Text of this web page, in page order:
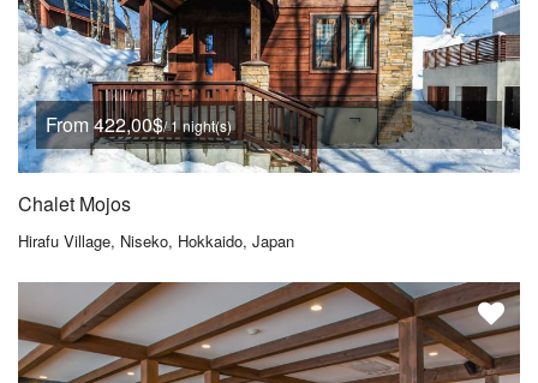
From 422,00$/ 1 night(s)
Chalet Mojos
Hirafu Village, Niseko, Hokkaido, Japan